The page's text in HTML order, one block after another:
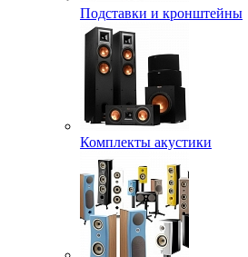
Подставки и кронштейны
Комплекты акустики